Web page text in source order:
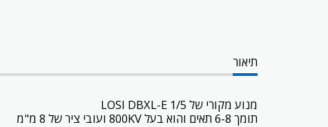
תיאור
מנוע מקורי של LOSI DBXL-E 1/5
תומך 6-8 תאים והוא בעל 800KV ועובי ציר של 8 מ"מ